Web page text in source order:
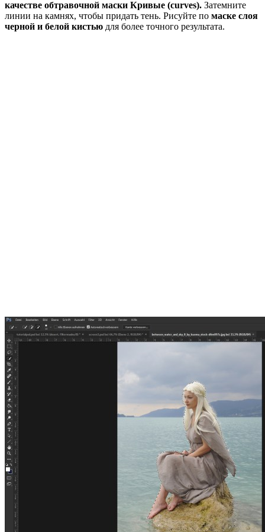
качестве обтравочной маски Кривые (curves). Затемните
линии на камнях, чтобы придать тень. Рисуйте по маске слоя
черной и белой кистью для более точного результата.